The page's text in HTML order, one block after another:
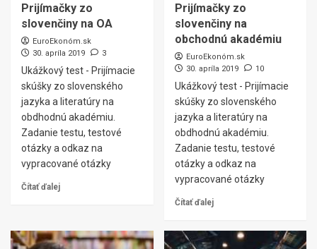
Prijímačky zo
slovenčiny na OA
EuroEkonóm.sk
30. apríla 2019
3
Ukážkový test - Prijímacie
skúšky zo slovenského
jazyka a literatúry na
obdhodnú akadémiu.
Zadanie testu, testové
otázky a odkaz na
vypracované otázky
Čítať ďalej
Prijímačky zo
slovenčiny na
obchodnú akadémiu
EuroEkonóm.sk
30. apríla 2019
10
Ukážkový test - Prijímacie
skúšky zo slovenského
jazyka a literatúry na
obdhodnú akadémiu.
Zadanie testu, testové
otázky a odkaz na
vypracované otázky
Čítať ďalej